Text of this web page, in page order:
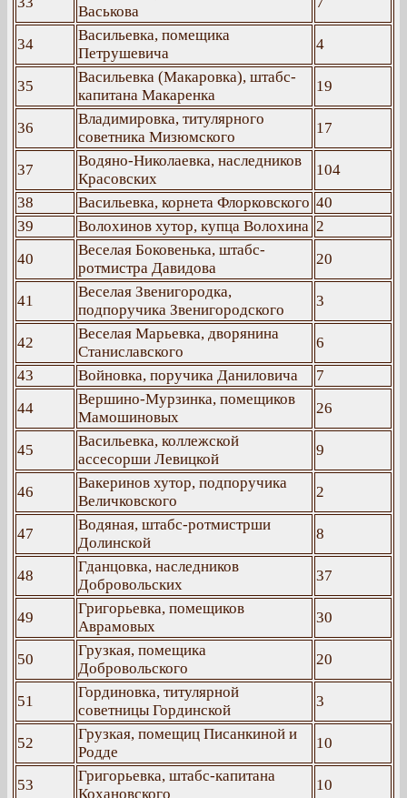
Васькова
34
Васильевка, помещика
Петрушевича
4
35
Васильевка (Макаровка), штабс-
капитана Макаренка
19
36
Владимировка, титулярного
советника Мизюмского
17
37
Водяно-Николаевка, наследников
Красовских
104
38
Васильевка, корнета Флорковского 40
39
Волохинов хутор, купца Волохина 2
40
Веселая Боковенька, штабс-
ротмистра Давидова
20
41
Веселая Звенигородка,
подпоручика Звенигородского
3
42
Веселая Марьевка, дворянина
Станиславского
6
43
Войновка, поручика Даниловича
7
44
Вершино-Мурзинка, помещиков
Мамошиновых
26
45
Васильевка, коллежской
ассесорши Левицкой
9
46
Вакеринов хутор, подпоручика
Величковского
2
47
Водяная, штабс-ротмистрши
Долинской
8
48
Гданцовка, наследников
Добровольских
37
49
Григорьевка, помещиков
Аврамовых
30
50
Грузкая, помещика
Добровольского
20
51
Гординовка, титулярной
советницы Гординской
3
52
Грузкая, помещиц Писанкиной и
Родде
10
53
Григорьевка, штабс-капитана
Кохановского
10